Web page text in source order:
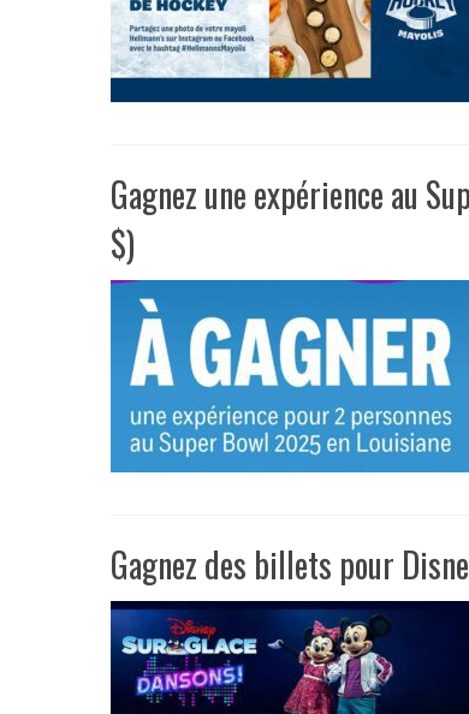
Gagnez une expérience au
$)
Gagnez des billets pour